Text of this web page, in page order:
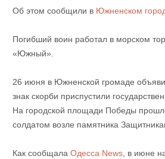
Об этом сообщили в Южненском
Погибший воин работал в морском
«Южный».
26 июня в Южненской громаде
знак скорби приспустили
На городской площади Победы
солдатом возле памятника
Как сообщала Одесса News, в июне